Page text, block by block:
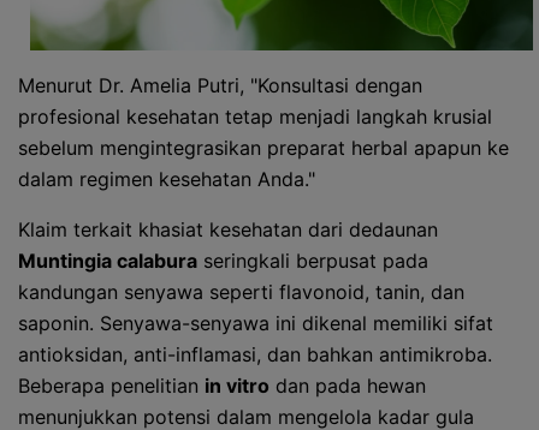
Menurut Dr. Amelia Putri, "Konsultasi dengan
profesional kesehatan tetap menjadi langkah krusial
sebelum mengintegrasikan preparat herbal apapun ke
dalam regimen kesehatan Anda."
Klaim terkait khasiat kesehatan dari dedaunan
Muntingia calabura seringkali berpusat pada
kandungan senyawa seperti flavonoid, tanin, dan
saponin. Senyawa-senyawa ini dikenal memiliki sifat
antioksidan, anti-inflamasi, dan bahkan antimikroba.
Beberapa penelitian in vitro dan pada hewan
menunjukkan potensi dalam mengelola kadar gula